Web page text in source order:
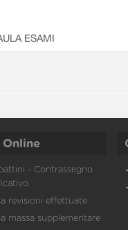
ESAMI
Online
- Contrassegno
revisioni effettuate
massa supplementare